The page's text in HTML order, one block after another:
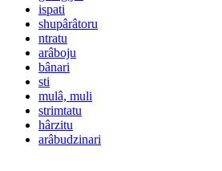
ispati
shupârâtoru
ntratu
arâboju
bânari
sti
mulâ, muli
strimtatu
hârzitu
arâbudzinari